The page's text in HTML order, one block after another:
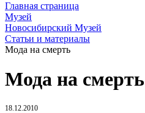
Главная страница
Музей
Новосибирский Музей
Статьи и материалы
Мода на смерть
Мода на смерть
18.12.2010